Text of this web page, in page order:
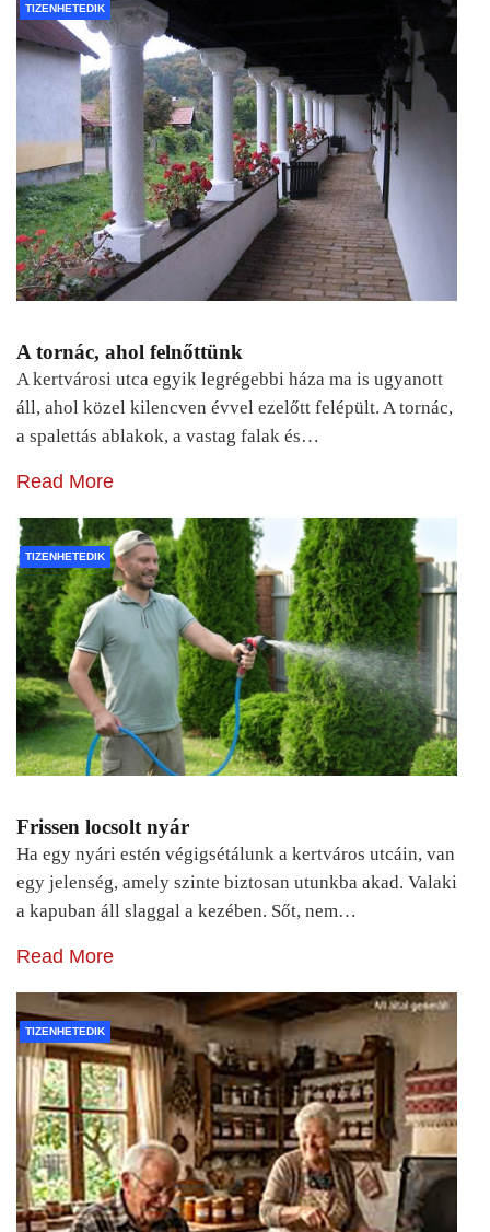
TIZENHETEDIK
A tornác, ahol felnőttünk
A kertvárosi utca egyik legrégebbi háza ma is ugyanott
áll, ahol közel kilencven évvel ezelőtt felépült. A tornác,
a spalettás ablakok, a vastag falak és…
Read More
TIZENHETEDIK
Frissen locsolt nyár
Ha egy nyári estén végigsétálunk a kertváros utcáin, van
egy jelenség, amely szinte biztosan utunkba akad. Valaki
a kapuban áll slaggal a kezében. Sőt, nem…
Read More
TIZENHETEDIK